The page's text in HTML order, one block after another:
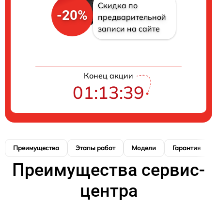
-20%
Скидка по
предварительной
записи на сайте
Конец акции
01:13:38
Преимущества Этапы работ Модели Гарантия
Преимущества сервис-
центра